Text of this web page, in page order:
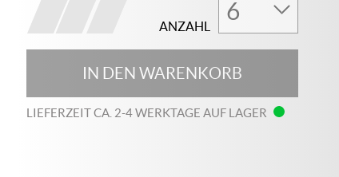
ANZAHL
IN DEN WARENKORB
LIEFERZEIT CA. 2-4 WERKTAGE AUF LAGER